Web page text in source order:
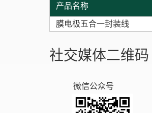
产品名称
膜电极五合一封装线
社交媒体二维码
微信公众号